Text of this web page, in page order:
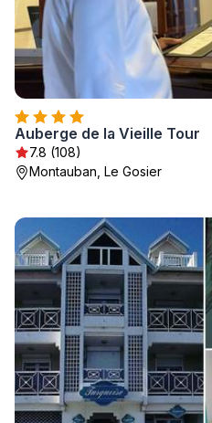
Auberge de la Vieille Tour
7.8 (108)
Montauban, Le Gosier